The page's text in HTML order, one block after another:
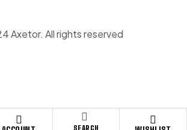
SEARCH
Axetor. All rights reserved